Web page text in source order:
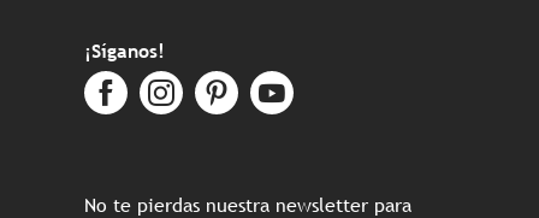
¡Síganos!
No te pierdas nuestra newsletter para